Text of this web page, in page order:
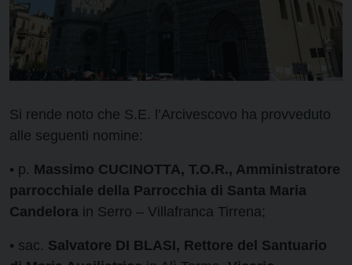
Si rende noto che S.E. l’Arcivescovo ha provveduto
alle seguenti nomine:
• p. Massimo CUCINOTTA, T.O.R., Amministratore
parrocchiale della Parrocchia di Santa Maria
Candelora in Serro – Villafranca Tirrena;
• sac. Salvatore DI BLASI, Rettore del Santuario